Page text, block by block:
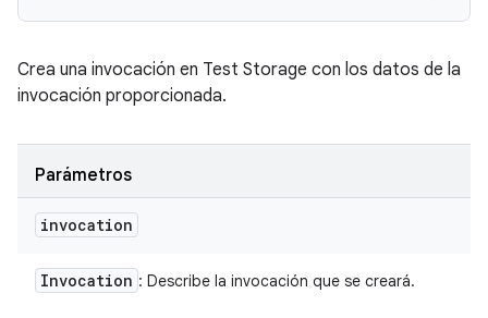
Crea una invocación en Test Storage con los datos de la
invocación proporcionada.
Parámetros
invocation
Invocation : Describe la invocación que se creará.